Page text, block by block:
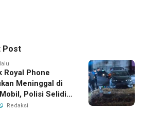
Post
Royal Phone
Meninggal di
Polisi Selidiki
Keterkaitan
Redaksi